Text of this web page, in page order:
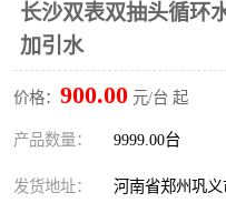
长沙双表双抽头循环
加引水
价格： 900.00 元/台 起
产品数量： 9999.00台
发货地址： 河南省郑州巩义